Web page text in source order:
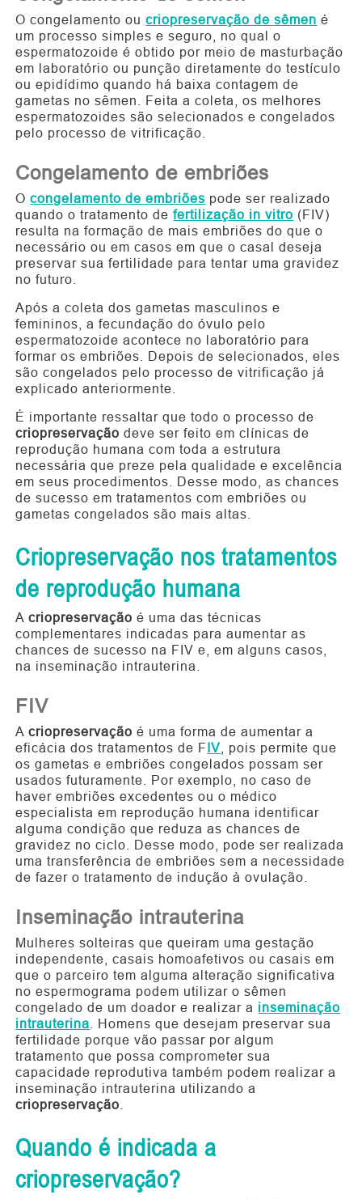
O congelamento oucriopreservação de sêmen é
um processo simples e seguro, no qual o
espermatozoide é obtido por meio de masturbação
em laboratório ou punção diretamente do testículo
ou epidídimo quando há baixa contagem de
gametas no sêmen. Feita a coleta, os melhores
espermatozoides são selecionados e congelados
pelo processo de vitrificação.
Congelamento de embriões
Ocongelamento de embriões pode ser realizado
quando o tratamento defertilização in vitro (FIV)
resulta na formação de mais embriões do que o
necessário ou em casos em que o casal deseja
preservar sua fertilidade para tentar uma gravidez
no futuro.
Após a coleta dos gametas masculinos e
femininos, a fecundação do óvulo pelo
espermatozoide acontece no laboratório para
formar os embriões. Depois de selecionados, eles
são congelados pelo processo de vitrificação já
explicado anteriormente.
É importante ressaltar que todo o processo de
criopreservação deve ser feito em clínicas de
reprodução humana com toda a estrutura
necessária que preze pela qualidade e excelência
em seus procedimentos. Desse modo, as chances
de sucesso em tratamentos com embriões ou
gametas congelados são mais altas.
Criopreservação nos tratamentos
de reprodução humana
Acriopreservação é uma das técnicas
complementares indicadas para aumentar as
chances de sucesso na FIV e, em alguns casos,
na inseminação intrauterina.
FIV
Acriopreservação é uma forma de aumentar a
eficácia dos tratamentos de FIV , pois permite que
os gametas e embriões congelados possam ser
usados futuramente. Por exemplo, no caso de
haver embriões excedentes ou o médico
especialista em reprodução humana identificar
alguma condição que reduza as chances de
gravidez no ciclo. Desse modo, pode ser realizada
uma transferência de embriões sem a necessidade
de fazer o tratamento de indução à ovulação.
Inseminação intrauterina
Mulheres solteiras que queiram uma gestação
independente, casais homoafetivos ou casais em
que o parceiro tem alguma alteração significativa
no espermograma podem utilizar o sêmen
congelado de um doador e realizar a inseminação
intrauterina . Homens que desejam preservar sua
fertilidade porque vão passar por algum
tratamento que possa comprometer sua
capacidade reprodutiva também podem realizar a
inseminação intrauterina utilizando a
criopreservação
Quando é indicada a
criopreservação?